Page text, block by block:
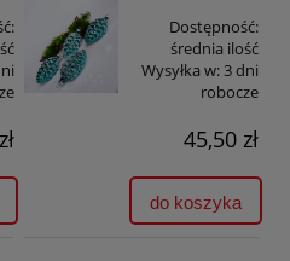
Dostępność:
średnia ilość
Wysyłka w:3 dni
robocze
45,50 zł
do koszyka